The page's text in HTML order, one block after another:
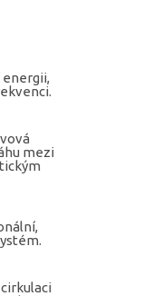
mezi